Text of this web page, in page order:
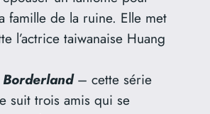
famille de la ruine. Elle met
l’actrice taiwanaise Huang
– cette série
suit trois amis qui se